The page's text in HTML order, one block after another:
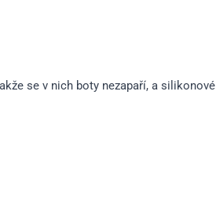
se v nich boty nezapaří, a silikonové